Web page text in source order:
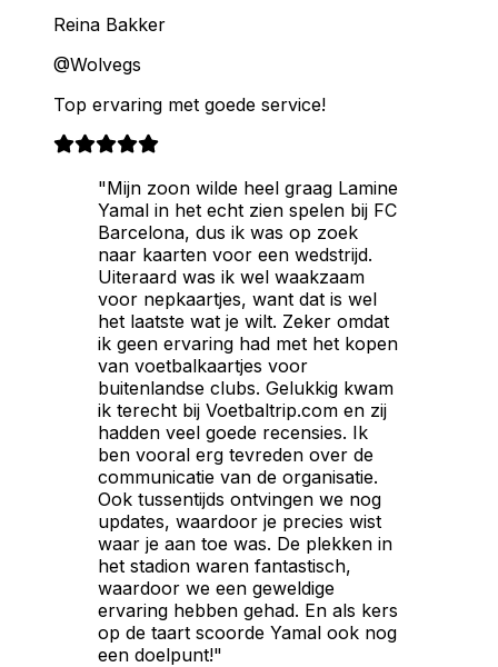
Reina Bakker
@Wolvegs
Top ervaring met goede service!
"Mijn zoon wilde heel graag Lamine
Yamal in het echt zien spelen bij FC
Barcelona, dus ik was op zoek
naar kaarten voor een wedstrijd.
Uiteraard was ik wel waakzaam
voor nepkaartjes, want dat is wel
het laatste wat je wilt. Zeker omdat
ik geen ervaring had met het kopen
van voetbalkaartjes voor
buitenlandse clubs. Gelukkig kwam
ik terecht bij Voetbaltrip.com en zij
hadden veel goede recensies. Ik
ben vooral erg tevreden over de
communicatie van de organisatie.
Ook tussentijds ontvingen we nog
updates, waardoor je precies wist
waar je aan toe was. De plekken in
het stadion waren fantastisch,
waardoor we een geweldige
ervaring hebben gehad. En als kers
op de taart scoorde Yamal ook nog
een doelpunt!"